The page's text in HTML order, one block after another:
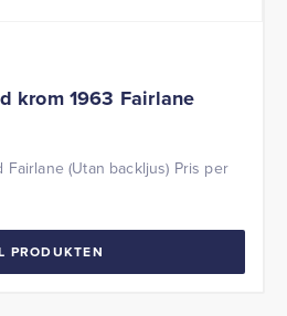
krom 1963 Fairlane
Fairlane (Utan backljus) Pris per
PRODUKTEN